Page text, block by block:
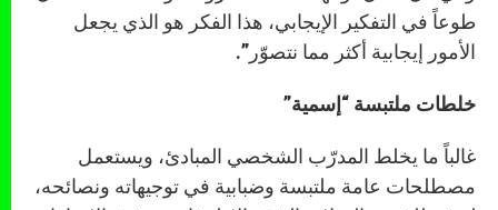
طوعاً في التفكير الإيجابي، هذا الفكر هو الذي يجعل
الأمور إيجابية أكثر مما نتصوّر”.
خلطات ملتبسة “إسمية”
غالباً ما يخلط المدرّب الشخصي المبادئ، ويستعمل
مصطلحات عامة ملتبسة وضبابية في توجيهاته ونصائحه،